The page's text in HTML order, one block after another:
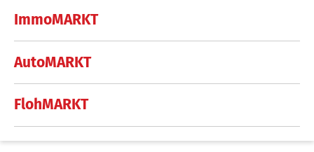
ImmoMARKT
AutoMARKT
FlohMARKT